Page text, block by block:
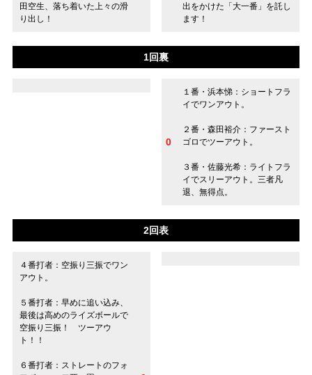
田空生、落ち着いた上々の滑
り出し！
出をかけた「大一番」を託し
ます！
1回裏
１番・浜本悌：ショートフラ
イでワンアウト。
２番・森田裕介：ファースト
ゴロでツーアウト。
３番・佐藤光希：ライトフラ
イでスリーアウト。三者凡
退、無得点。
0
2回表
４番打者：空振り三振でワン
アウト。
５番打者：早めに追い込み、
最後は高めのライズボールで
空振り三振！ ツーアウ
ト！！
６番打者：ストレートのフォ